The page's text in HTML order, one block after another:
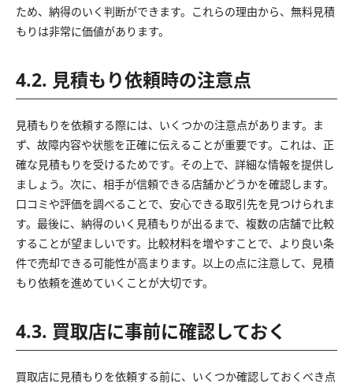
ため、納得のいく判断ができます。これらの理由から、無料見積
もりは非常に価値があります。
4.2. 見積もり依頼時の注意点
見積もりを依頼する際には、いくつかの注意点があります。ま
ず、故障内容や状態を正確に伝えることが重要です。これは、正
確な見積もりを受けるためです。その上で、詳細な情報を提供し
ましょう。次に、相手が信頼できる店舗かどうかを確認します。
口コミや評価を調べることで、安心できる取引先を見つけられま
す。最後に、納得のいく見積もりが出るまで、複数の店舗で比較
することが望ましいです。比較材料を増やすことで、より良い条
件で売却できる可能性が高まります。以上の点に注意して、見積
もり依頼を進めていくことが大切です。
4.3. 買取店に事前に確認しておく
買取店に見積もりを依頼する前に、いくつか確認しておくべき点